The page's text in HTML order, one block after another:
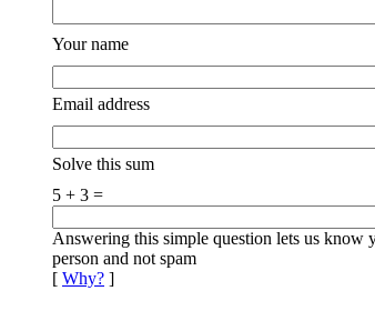
Your name
Email address
Solve this sum
5 + 3 =
Answering this simple question lets us know
person and not spam
[ Why? ]